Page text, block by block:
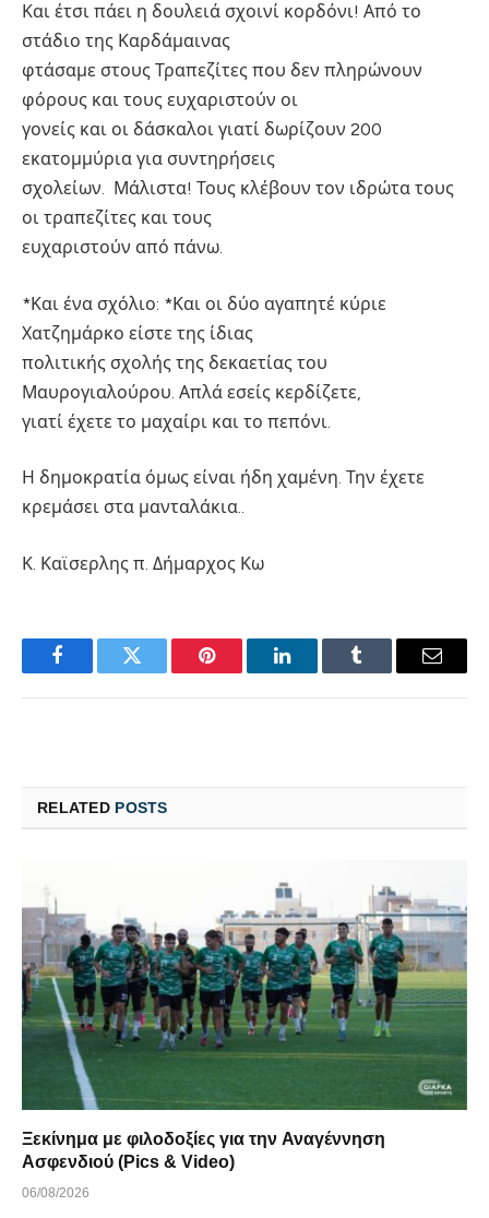
Και έτσι πάει η δουλειά σχοινί κορδόνι! Από το
στάδιο της Καρδάμαινας
φτάσαμε στους Τραπεζίτες που δεν πληρώνουν
φόρους και τους ευχαριστούν οι
γονείς και οι δάσκαλοι γιατί δωρίζουν 200
εκατομμύρια για συντηρήσεις
σχολείων. Μάλιστα! Τους κλέβουν τον ιδρώτα τους
οι τραπεζίτες και τους
ευχαριστούν από πάνω.
*Και ένα σχόλιο: *Και οι δύο αγαπητέ κύριε
Χατζημάρκο είστε της ίδιας
πολιτικής σχολής της δεκαετίας του
Μαυρογιαλούρου. Απλά εσείς κερδίζετε,
γιατί έχετε το μαχαίρι και το πεπόνι.
Η δημοκρατία όμως είναι ήδη χαμένη. Την έχετε
κρεμάσει στα μανταλάκια..
Κ. Καϊσερλης π. Δήμαρχος Κω
FacebookTwitter Pinterest LinkedInTumblr Email
RELATED POSTS
Ξεκίνημα με φιλοδοξίες για την Αναγέννηση
Ασφενδιού (Pics & Video)
06/08/2026